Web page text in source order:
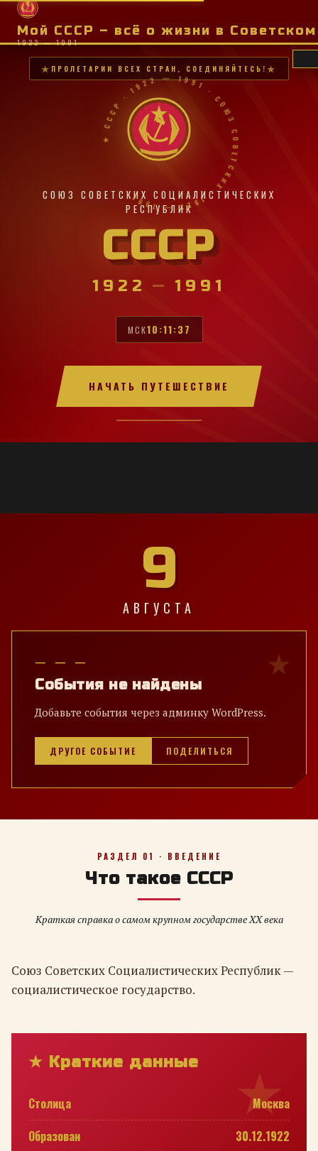
Мой СССР – всё о жизни в
1922 — 1991
ПРОЛЕТАРИИ ВСЕХ СТРАН, СОЕДИНЯЙТЕСЬ!
★ СССР · 1922 — 1991 · СОЮЗ СОВЕТСКИХ · 1922 — 1991 ·
СОЮЗ СОВЕТСКИХ СОЦИАЛИСТИЧЕСКИХ
РЕСПУБЛИК
СССР
1922 — 1991
МСК10:11:38
НАЧАТЬ ПУТЕШЕСТВИЕ
9
АВГУСТА
— — —
События не найдены
Добавьте события через админку WordPress.
ДРУГОЕ СОБЫТИЕ ПОДЕЛИТЬСЯ
РАЗДЕЛ 01 · ВВЕДЕНИЕ
Что такое СССР
Краткая справка о самом крупном государстве XX века
Союз Советских Социалистических Республик —
социалистическое государство.
★ Краткие данные
Столица
Москва
Образован
30.12.1922